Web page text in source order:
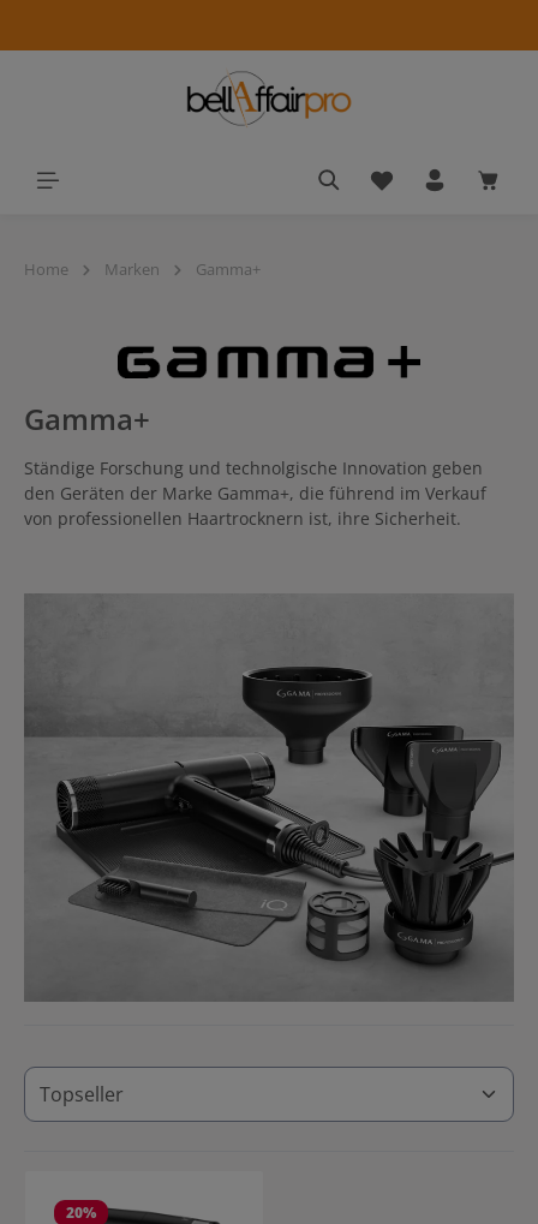
Du hast 0
Home Marken Gamma+
Gamma+
Ständige Forschung und technolgische Innovation geben
den Geräten der Marke Gamma+, die führend im Verkauf
von professionellen Haartrocknern ist, ihre Sicherheit.
20%